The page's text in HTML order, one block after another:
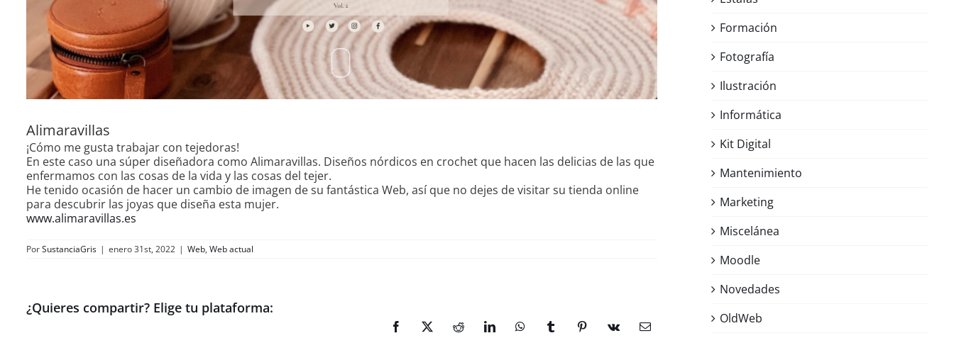
Alimaravillas
¡Cómo me gusta trabajar con tejedoras!
En este caso una súper diseñadora como Alimaravillas. Diseños nórdicos en crochet que hacen las delicias de las que
enfermamos con las cosas de la vida y las cosas del tejer.
He tenido ocasión de hacer un cambio de imagen de su fantástica Web, así que no dejes de visitar su tienda online
para descubrir las joyas que diseña esta mujer.
www.alimaravillas.es
PorSustanciaGris | enero 31st, 2022 | Web, Web actual
¿Quieres compartir? Elige tu plataforma:
Facebook
X RedditLinkedInWhatsAppTumblrPinterest
Vk
Correo
Formación
Fotografía
Ilustración
Informática
Kit Digital
Mantenimiento
Marketing
Miscelánea
Moodle
Novedades
OldWeb